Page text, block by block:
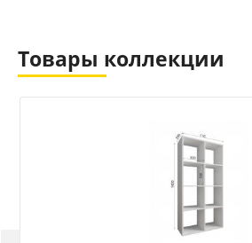
Товары коллекции